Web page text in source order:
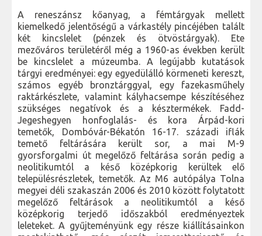
A reneszánsz kőanyag, a fémtárgyak mellett
kiemelkedő jelentőségű a várkastély pincéjében talált
két kincslelet (pénzek és ötvöstárgyak). Ete
mezőváros területéről még a 1960-as években került
be kincslelet a múzeumba. A legújabb kutatások
tárgyi eredményei: egy egyedülálló körmeneti kereszt,
számos egyéb bronztárggyal, egy fazekasműhely
raktárkészlete, valamint kályhacsempe készítéséhez
szükséges negatívok és a késztermékek. Fadd-
Jegeshegyen honfoglalás- és kora Árpád-kori
temetők, Dombóvár-Békatón 16-17. századi iflák
temető feltárására került sor, a mai M-9
gyorsforgalmi út megelőző feltárása során pedig a
neolitikumtól a késő középkorig kerültek elő
településrészletek, temetők. Az M6 autópálya Tolna
megyei déli szakaszán 2006 és 2010 között folytatott
megelőző feltárások a neolitikumtól a késő
középkorig terjedő időszakból eredményeztek
leleteket. A gyűjteményünk egy része kiállításainkon